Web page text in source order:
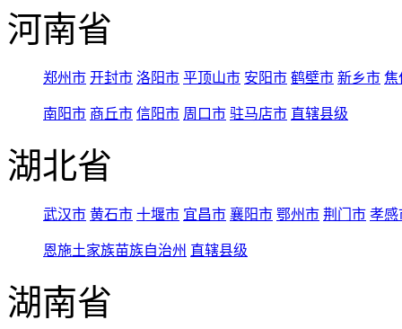
河南省
郑州市 开封市 洛阳市 平顶山市 安阳市 鹤壁市 新乡市 焦
南阳市 商丘市 信阳市 周口市 驻马店市 直辖县级
湖北省
武汉市 黄石市 十堰市 宜昌市 襄阳市 鄂州市 荆门市 孝感
恩施土家族苗族自治州 直辖县级
湖南省